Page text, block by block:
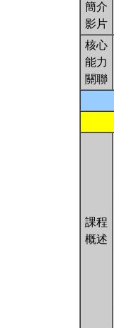
簡介
影片
核心
能力
關聯
課程
概述